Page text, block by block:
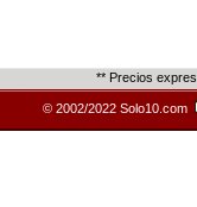
** Precios
© 2002/2022 Solo10.com